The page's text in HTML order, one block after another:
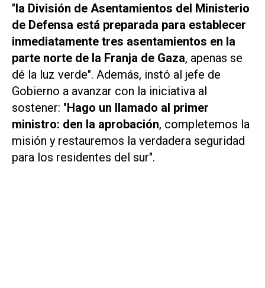
"la División de Asentamientos del Ministerio
de Defensa está preparada para establecer
inmediatamente tres asentamientos en la
parte norte de la Franja de Gaza, apenas se
dé la luz verde". Además, instó al jefe de
Gobierno a avanzar con la iniciativa al
sostener: "Hago un llamado al primer
ministro: den la aprobación, completemos la
misión y restauremos la verdadera seguridad
para los residentes del sur".